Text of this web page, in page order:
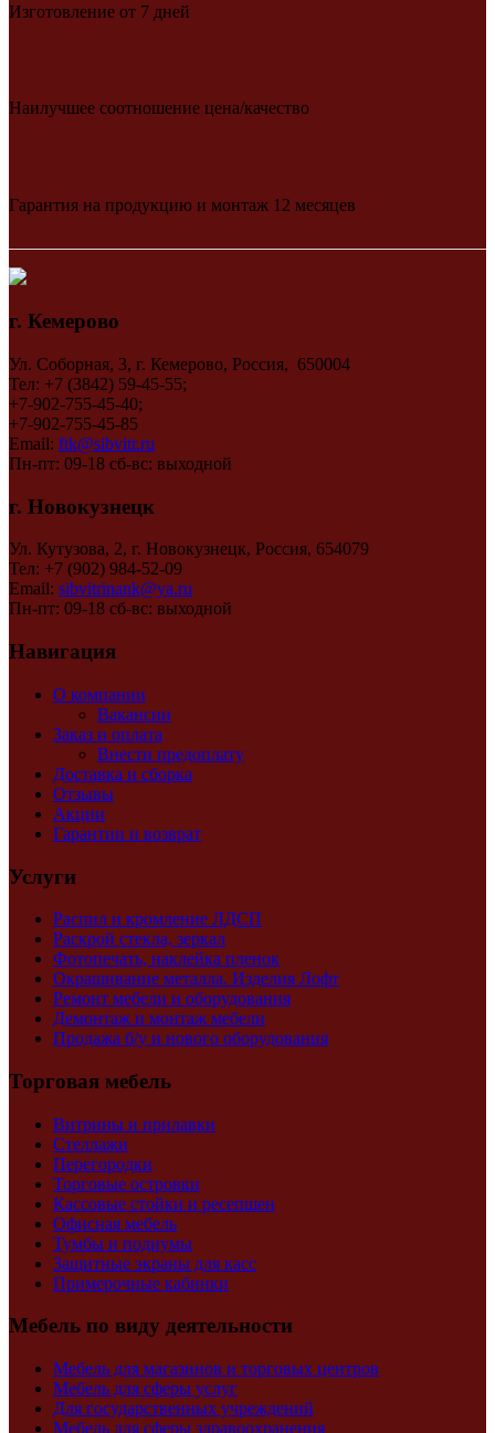
Изготовление от 7 дней
Наилучшее соотношение цена/качество
Гарантия на продукцию и монтаж 12 месяцев
г. Кемерово
Ул. Соборная, 3, г. Кемерово, Россия, 650004
Тел: +7 (3842) 59-45-55;
+7-902-755-45-40;
+7-902-755-45-85
Email: ftk@sibvitr.ru
Пн-пт: 09-18 сб-вс: выходной
г. Новокузнецк
Ул. Кутузова, 2, г. Новокузнецк, Россия, 654079
Тел: +7 (902) 984-52-09
Email: sibvitrinank@ya.ru
Пн-пт: 09-18 сб-вс: выходной
Навигация
О компании
Вакансии
Заказ и оплата
Внести предоплату
Доставка и сборка
Отзывы
Акции
Гарантии и возврат
Услуги
Распил и кромление ЛДСП
Раскрой стекла, зеркал
Фотопечать, наклейка пленок
Окрашивание металла. Изделия Лофт
Ремонт мебели и оборудования
Демонтаж и монтаж мебели
Продажа б/у и нового оборудования
Торговая мебель
Витрины и прилавки
Стеллажи
Перегородки
Торговые островки
Кассовые стойки и ресепшен
Офисная мебель
Тумбы и подиумы
Защитные экраны для касс
Примерочные кабинки
Мебель по виду деятельности
Мебель для магазинов и торговых центров
Мебель для сферы услуг
Для государственных учреждений
Мебель для сферы здравоохранения